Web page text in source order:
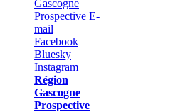
Région
Gascogne
Prospective